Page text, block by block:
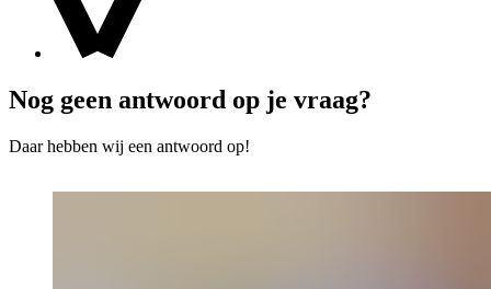
Nog geen antwoord op je vraag?
Daar hebben wij een antwoord op!